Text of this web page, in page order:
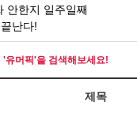
안한지 일주일째
난다!
유머픽'을 검색해보세요!
제목